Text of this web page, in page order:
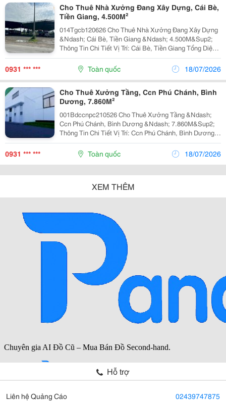
Cho Thuê Nhà Xưởng Đang Xây Dựng, Cái Bè,
Tiền Giang, 4.500M²
014Tgcb120626 Cho Thuê Nhà Xưởng Đang Xây Dựng
&Ndash; Cái Bè, Tiền Giang &Ndash; 4.500M&Sup2;
Thông Tin Chi Tiết Vị Trí: Cái Bè, Tiền Giang Tổng Diện
Tích Khuôn Viên: 11.000M&Sup2; Diện Tích Sử Dụng
Diện Tích Nhà Xưởng: 4.500M&Sup2; Hiện...
0931 *** *** Toàn quốc 18/07/2026
Cho Thuê Xưởng Tầng, Ccn Phú Chánh, Bình
Dương, 7.860M²
001Bdccnpc210526 Cho Thuê Xưởng Tầng &Ndash;
Ccn Phú Chánh, Bình Dương &Ndash; 7.860M&Sup2;
Thông Tin Chi Tiết Vị Trí: Ccn Phú Chánh, Bình Dương
Tổng Diện Tích Sàn: 7.860M&Sup2; Diện Tích Sử Dụng
Kết Cấu: 2 Tầng, Mỗi Tầng 3.930M&Sup2; Hiện...
0931 *** *** Toàn quốc 18/07/2026
XEM THÊM
Hỗ trợ
Liên hệ Quảng Cáo 02439747875